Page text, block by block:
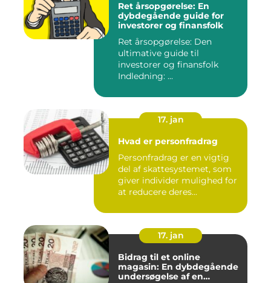
Ret årsopgørelse: En
dybdegående guide for
investorer og finansfolk
Ret årsopgørelse: Den
ultimative guide til
investorer og finansfolk
Indledning: ...
17. jan
Hvad er personfradrag
Personfradrag er en vigtig
del af skattesystemet, som
giver individer mulighed for
at reducere deres...
17. jan
Bidrag til et online
magasin: En dybdegående
undersøgelse af en